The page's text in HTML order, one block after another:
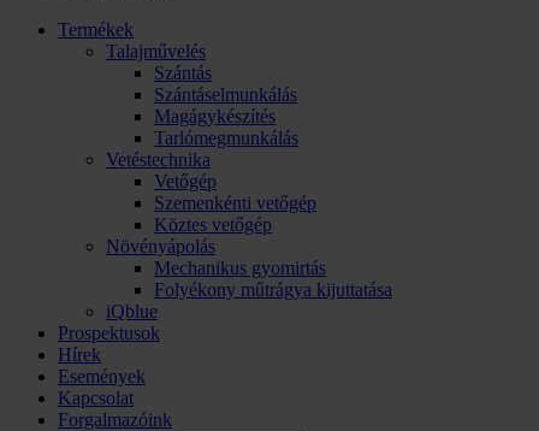
Termékek
Talajművelés
Szántás
Szántáselmunkálás
Magágykészítés
Tarlómegmunkálás
Vetéstechnika
Vetőgép
Szemenkénti vetőgép
Köztes vetőgép
Növényápolás
Mechanikus gyomirtás
Folyékony műtrágya kijuttatása
iQblue
Prospektusok
Hírek
Események
Kapcsolat
Forgalmazóink